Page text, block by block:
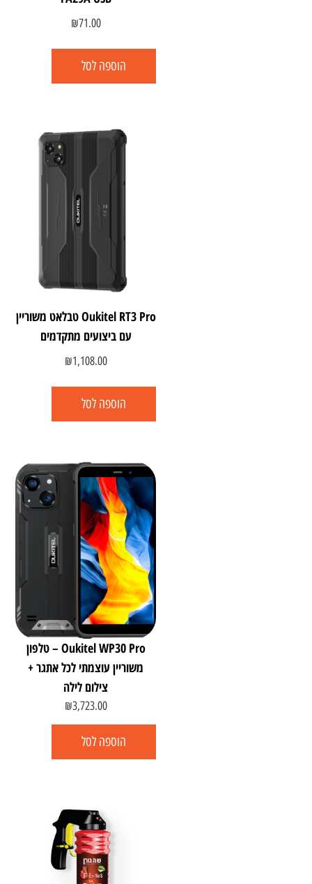
₪71.00
הוספה לסל
Oukitel RT3 Pro טבלאט משוריין
עם ביצועים מתקדמים
₪1,108.00
הוספה לסל
Oukitel WP30 Pro – טלפון
משוריין עוצמתי לכל אתגר +
צילום לילה
₪3,723.00
הוספה לסל